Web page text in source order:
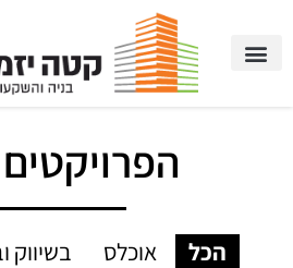
הכל אוכלס בשיווק